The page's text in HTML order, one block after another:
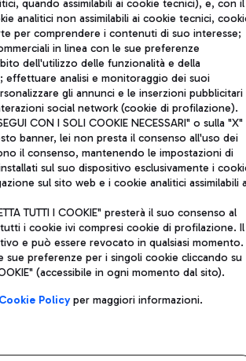
Accessibilità
Roma FCO
L'aeroporto stellato
SOSTENIBILITÀ INNOVAZIONE
quando assimilabili ai cookie tecnici), e, con il
analitici non assimilabili ai cookie tecnici,
per comprendere i contenuti di suo interesse;
in linea con le sue preferenze
dell'utilizzo delle funzionalità e della
effettuare analisi e monitoraggio dei suoi
gli annunci e le inserzioni pubblicitari
social network (cookie di profilazione).
CON I SOLI COOKIE NECESSARI" o sulla "X"
banner, lei non presta il consenso all'uso dei
il consenso, mantenendo le impostazioni di
sul suo dispositivo esclusivamente i
sul sito web e i cookie analitici assimilabili
TUTTI I COOKIE" presterà il suo consenso al
i cookie ivi compresi cookie di profilazione. Il
e può essere revocato in qualsiasi momento.
sue preferenze per i singoli cookie cliccando su
(accessibile in ogni momento dal sito).
Cookie Policyper maggiori informazioni.